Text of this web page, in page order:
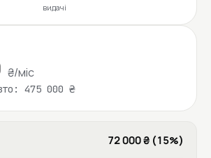
видачі
₴/міс
475 000 ₴
72 000 ₴ (15%)